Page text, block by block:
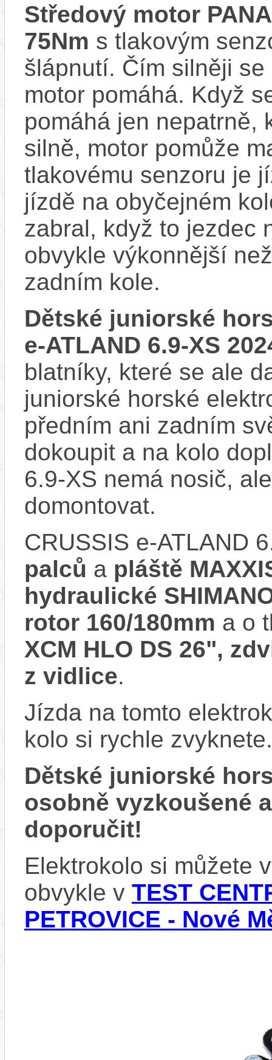
Středový motor
75Nm s tlakovým
šlápnutí. Čím silněji
motor pomáhá. Když
pomáhá jen nepatrně,
silně, motor pomůže
tlakovému senzoru je
jízdě na obyčejném
zabral, když to jezdec
obvykle výkonnější
zadním kole.
Dětské juniorské
e-ATLAND 6.9-XS
blatníky, které se ale
juniorské horské
předním ani zadním
dokoupit a na kolo
6.9-XS nemá nosič,
domontovat.
CRUSSIS e-ATLAND
palců a pláště
hydraulické
rotor 160/180mm a o
XCM HLO DS 26",
z vidlice.
Jízda na tomto
kolo si rychle zvyknete.
Dětské juniorské
osobně vyzkoušené
doporučit!
Elektrokolo si můžete
obvykle v TEST
PETROVICE - Nové